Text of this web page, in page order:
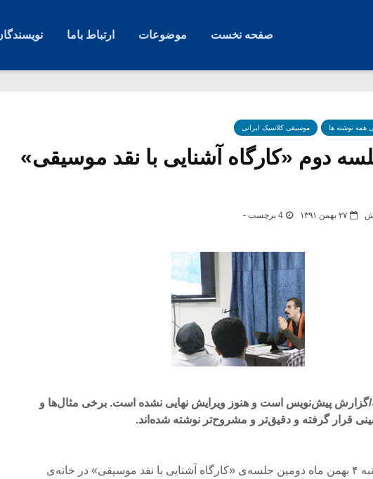
صفحه نخست موضوعات ارتباط باما
همه نوشته ها موسیقی کلاسیک ایرانی
دوم «کارگاه آشنایی با نقد موسیقی»
۲۷ بهمن ۱۳۹۱ 4 برچسب -
گزارش پیش‌نویس است و هنوز ویرایش نهایی نشده است. برخی مثال‌ها و
قرار گرفته و دقیق‌تر و مشروح‌تر نوشته شده‌اند.
بعد از ظهر چهارشنبه ۴ بهمن ماه دومین جلسه‌ی «کارگاه آشنایی با نقد موسیقی» در خانه‌ی